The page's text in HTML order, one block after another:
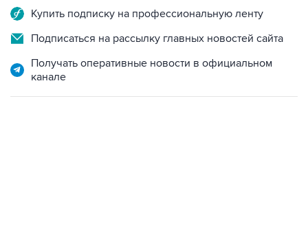
Купить подписку на профессиональную ленту
Подписаться на рассылку главных новостей сайта
Получать оперативные новости в официальном
канале